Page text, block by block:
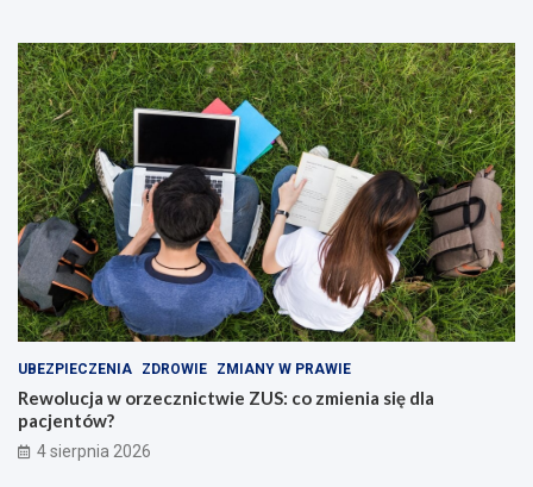
UBEZPIECZENIA ZDROWIE ZMIANY W PRAWIE
Rewolucja w orzecznictwie ZUS: co zmienia się dla
pacjentów?
4 sierpnia 2026